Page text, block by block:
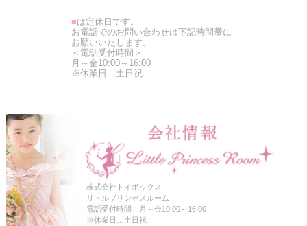
■は定休日です。
お電話でのお問い合わせは下記時間帯に
お願いいたします。
＜電話受付時間＞
月～金10:00～16:00
※休業日…土日祝
株式会社トイボックス
リトルプリンセスルーム
電話受付時間 月～金10:00～16:00
※休業日…土日祝